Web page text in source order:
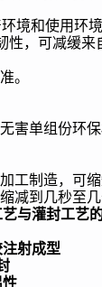
境和使用环境
性，可减缓来
。
害单组份环保
工制造，可缩
减到几秒至
与灌封工艺
射成型
性